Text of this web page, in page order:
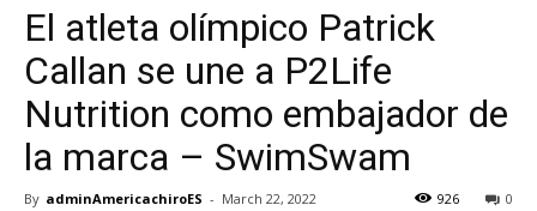
El atleta olímpico Patrick
Callan se une a P2Life
Nutrition como embajador de
la marca – SwimSwam
By adminAmericachiroES - March 22, 2022 0
926